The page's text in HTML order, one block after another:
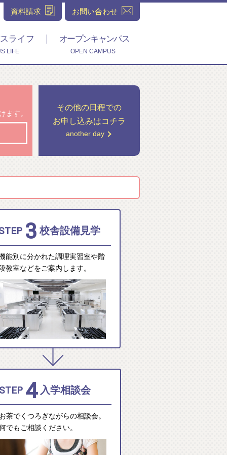
資料請求 お問い合わせ
ライフ
LIFE
オープンキャンパス
OPEN CAMPUS
ます。
その他の日程での
お申し込みはコチラ
another day
3 校舎設備見学
能別に分かれた調理実習室や階
教室などをご案内します。
4 入学相談会
茶でくつろぎながらの相談会。
でもご相談ください。